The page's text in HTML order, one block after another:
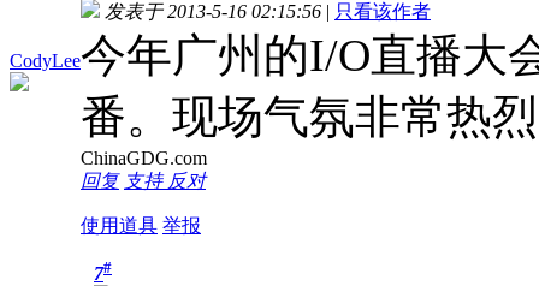
CodyLee
发表于 2013-5-16 02:15:56 | 只看该作者
今年广州的I/O直播大
番。现场气氛非常热
ChinaGDG.com
回复 支持 反对
使用道具 举报
7#